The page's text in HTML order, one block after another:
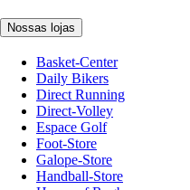
Nossas lojas
Basket-Center
Daily Bikers
Direct Running
Direct-Volley
Espace Golf
Foot-Store
Galope-Store
Handball-Store